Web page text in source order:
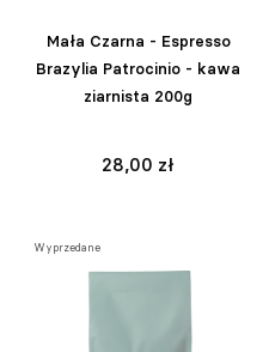
Mała Czarna - Espresso
Brazylia Patrocinio - kawa
ziarnista 200g
28,00 zł
Wyprzedane